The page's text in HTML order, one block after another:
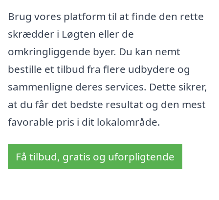
Brug vores platform til at finde den rette
skrædder i Løgten eller de
omkringliggende byer. Du kan nemt
bestille et tilbud fra flere udbydere og
sammenligne deres services. Dette sikrer,
at du får det bedste resultat og den mest
favorable pris i dit lokalområde.
Få tilbud, gratis og uforpligtende